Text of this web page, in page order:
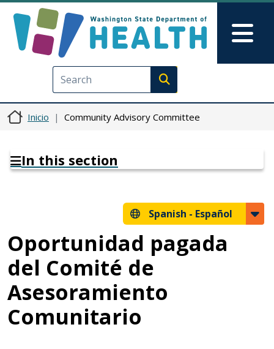
Execute search
Inicio Community Advisory Committee
In this section
Spanish - Español
Oportunidad pagada
del Comité de
Asesoramiento
Comunitario